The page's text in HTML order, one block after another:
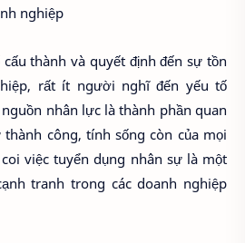
nghiệp
thành và quyết định đến sự tồn
rất ít người nghĩ đến yếu tố
nhân lực là thành phần quan
công, tính sống còn của mọi
việc tuyển dụng nhân sự là một
tranh trong các doanh nghiệp